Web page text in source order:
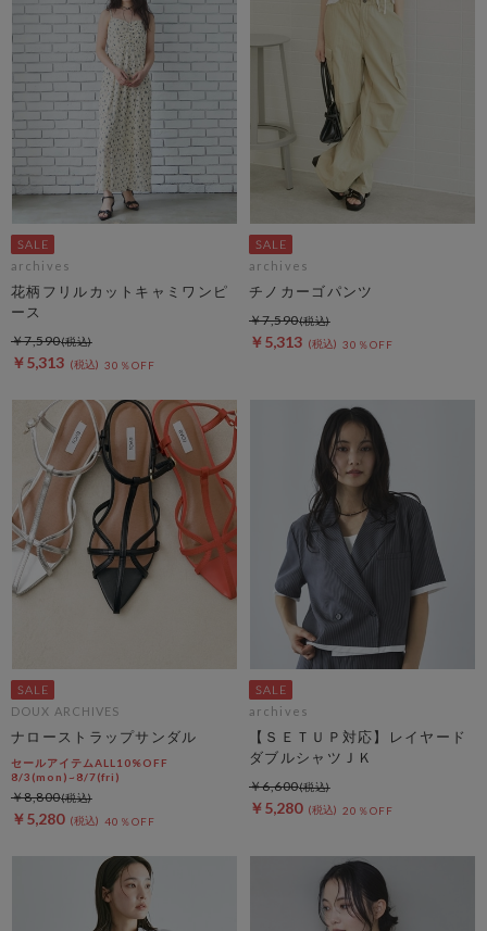
archives
花柄フリルカットキャミワンピ
ース
￥5,313 30％OFF
￥7,590
archives
チノカーゴパンツ
￥5,313 30％OFF
￥7,590
DOUX ARCHIVES
ナローストラップサンダル
セールアイテムALL10%OFF
8/3(mon)~8/7(fri)
￥5,280 40％OFF
￥8,800
archives
【ＳＥＴＵＰ対応】レイヤード
ダブルシャツＪＫ
￥5,280 20％OFF
￥6,600